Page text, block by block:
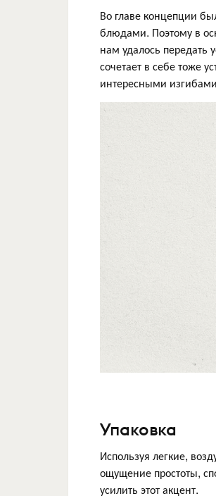
Во главе концепции
блюдами. Поэтому в
нам удалось
сочетает в себе тоже
интересными
Упаковка
Используя легкие,
ощущение простоты,
усилить этот акцент.